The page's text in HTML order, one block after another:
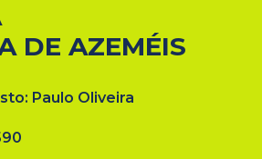
DE AZEMÉIS
Paulo Oliveira